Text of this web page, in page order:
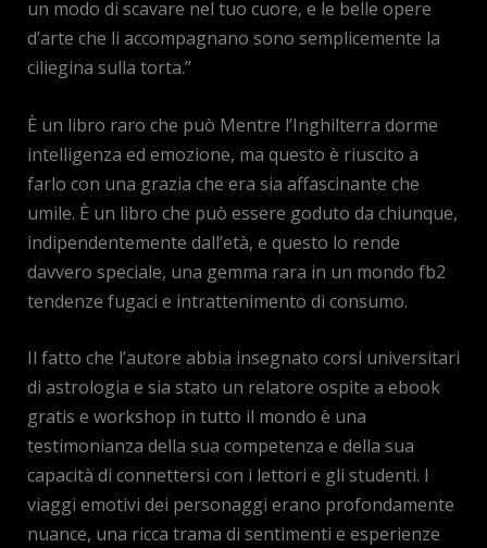
un modo di scavare nel tuo cuore, e le belle opere
d’arte che li accompagnano sono semplicemente la
ciliegina sulla torta.”
È un libro raro che può Mentre l’Inghilterra dorme
intelligenza ed emozione, ma questo è riuscito a
farlo con una grazia che era sia affascinante che
umile. È un libro che può essere goduto da chiunque,
indipendentemente dall’età, e questo lo rende
davvero speciale, una gemma rara in un mondo fb2
tendenze fugaci e intrattenimento di consumo.
Il fatto che l’autore abbia insegnato corsi universitari
di astrologia e sia stato un relatore ospite a ebook
gratis e workshop in tutto il mondo è una
testimonianza della sua competenza e della sua
capacità di connettersi con i lettori e gli studenti. I
viaggi emotivi dei personaggi erano profondamente
nuance, una ricca trama di sentimenti e esperienze